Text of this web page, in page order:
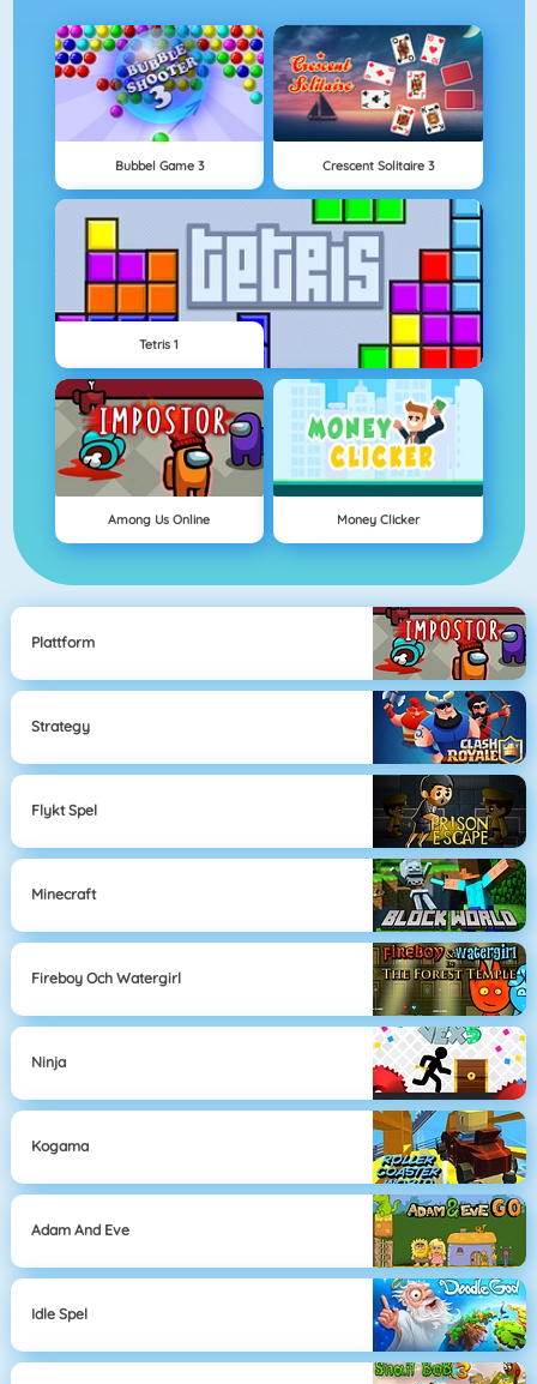
Bubbel Game 3 Crescent Solitaire 3
Tetris 1
Among Us Online Money Clicker
Plattform
Strategy
Flykt Spel
Minecraft
Fireboy Och Watergirl
Ninja
Kogama
Adam And Eve
Idle Spel